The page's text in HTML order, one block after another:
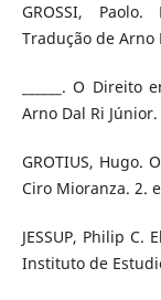
GROSSI,
Tradução de Arno
______. O
Arno Dal Ri
GROTIUS, Hugo.
Ciro Mioranza. 2.
JESSUP, Philip
Instituto de